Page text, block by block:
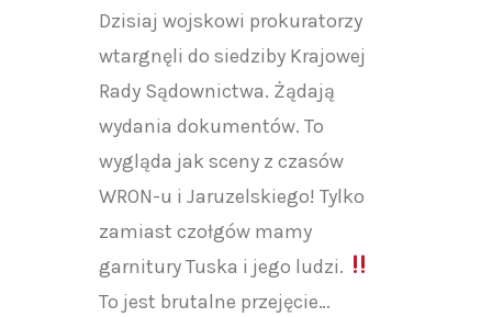
Dzisiaj wojskowi prokuratorzy
wtargnęli do siedziby Krajowej
Rady Sądownictwa. Żądają
wydania dokumentów. To
wygląda jak sceny z czasów
WRON-u i Jaruzelskiego! Tylko
zamiast czołgów mamy
garnitury Tuska i jego ludzi.
To jest brutalne przejęcie…